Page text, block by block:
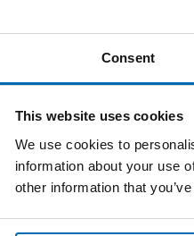
Consent
This website uses cookies
We use cookies to
information about your use
other information that
1 Rolle à
versehene